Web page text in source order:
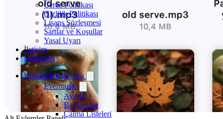
Çerez Politikası
Gizlilik Politikası
Lisans Sözleşmesi
Şartlar ve Koşullar
Yasal Uyarı
İletişim
Hakkında
Kullanım Kılavuzu
Evermusic
Ayarlar
Bağlantılar
Çalma Listeleri